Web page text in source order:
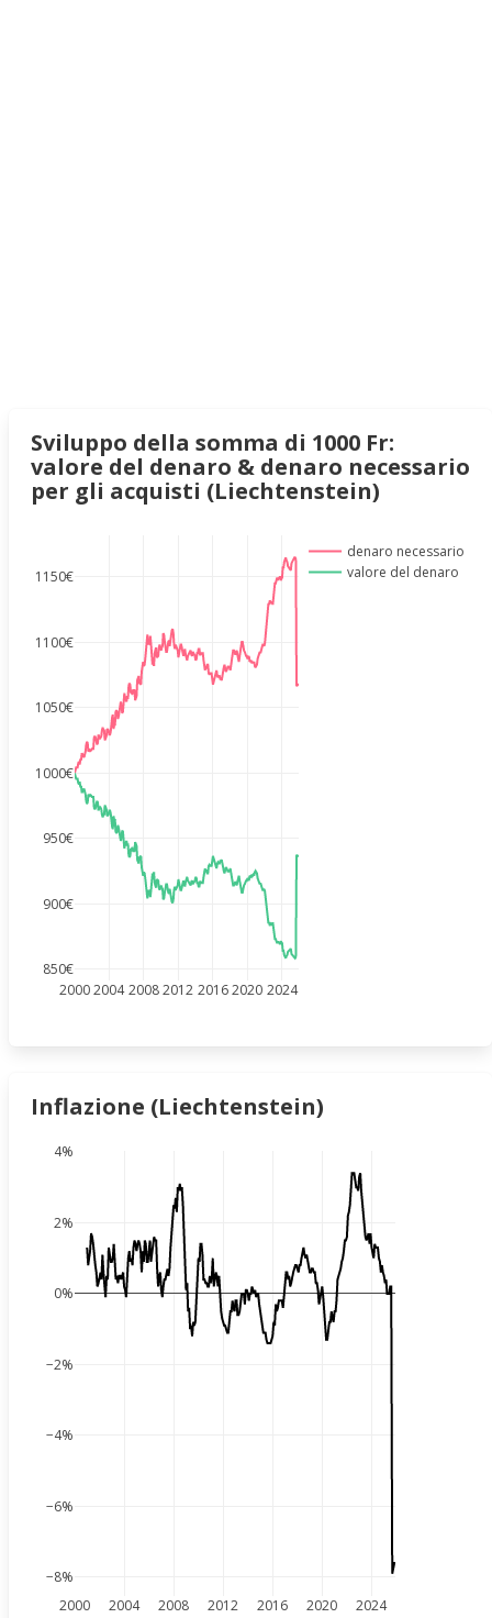
Sviluppo della somma di 1000 Fr:
valore del denaro & denaro necessario
per gli acquisti (Liechtenstein)
2000 20042008 2012 2016 2020 2024
850€
900€
950€
1000€
1050€
1100€
1150€
denaro necessario
valore del denaro
Inflazione (Liechtenstein)
2000 2004 2008 2012 2016 2020 2024
−8%
−6%
−4%
−2%
0%
2%
4%